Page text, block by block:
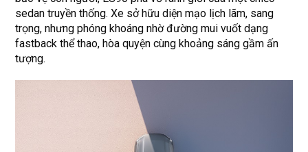
sedan truyền thống. Xe sở hữu diện mạo lịch lãm, sang
trọng, nhưng phóng khoáng nhờ đường mui vuốt dạng
fastback thể thao, hòa quyện cùng khoảng sáng gầm ấn
tượng.